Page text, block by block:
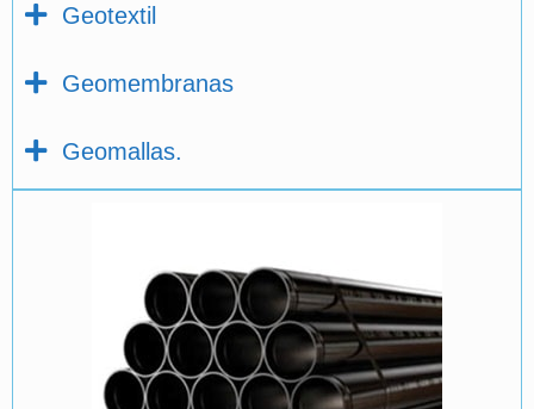
Geotextil
Geomembranas
Geomallas.